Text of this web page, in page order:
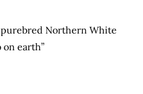
purebred Northern White
on earth”